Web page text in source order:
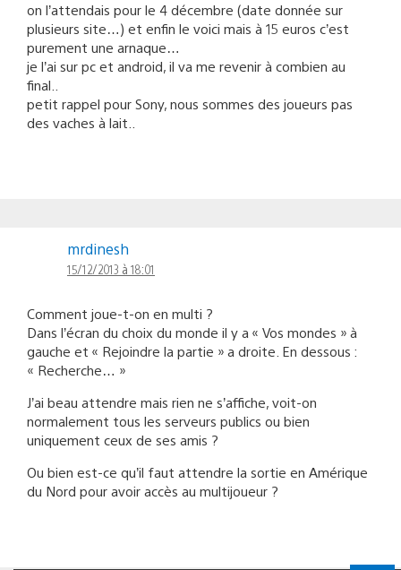
on l’attendais pour le 4 décembre (date donnée sur
plusieurs site…) et enfin le voici mais à 15 euros c’est
purement une arnaque…
je l’ai sur pc et android, il va me revenir à combien au
final..
petit rappel pour Sony, nous sommes des joueurs pas
des vaches à lait..
mrdinesh
15/12/2013 à 18:01
Comment joue-t-on en multi ?
Dans l’écran du choix du monde il y a « Vos mondes » à
gauche et « Rejoindre la partie » a droite. En dessous :
« Recherche… »
J’ai beau attendre mais rien ne s’affiche, voit-on
normalement tous les serveurs publics ou bien
uniquement ceux de ses amis ?
Ou bien est-ce qu’il faut attendre la sortie en Amérique
du Nord pour avoir accès au multijoueur ?